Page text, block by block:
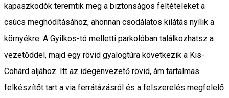
kapaszkodók teremtik meg a biztonságos feltételeket a
csúcs meghódításához, ahonnan csodálatos kilátás nyílik a
környékre. A Gyilkos-tó melletti parkolóban találkozhatsz a
vezetőddel, majd egy rövid gyalogtúra következik a Kis-
Cohárd aljához. Itt az idegenvezető rövid, ám tartalmas
felkészítőt tart a via ferrátázásról és a felszerelés megfelelő